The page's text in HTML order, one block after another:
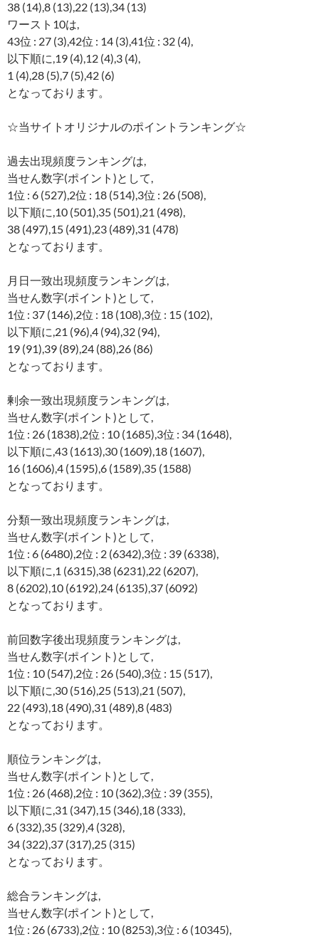
38 (14),8 (13),22 (13),34 (13)
ワースト10は,
43位 : 27 (3),42位 : 14 (3),41位 : 32 (4),
以下順に,19 (4),12 (4),3 (4),
1 (4),28 (5),7 (5),42 (6)
となっております。
☆当サイトオリジナルのポイントランキング☆
過去出現頻度ランキングは,
当せん数字(ポイント)として,
1位 : 6 (527),2位 : 18 (514),3位 : 26 (508),
以下順に,10 (501),35 (501),21 (498),
38 (497),15 (491),23 (489),31 (478)
となっております。
月日一致出現頻度ランキングは,
当せん数字(ポイント)として,
1位 : 37 (146),2位 : 18 (108),3位 : 15 (102),
以下順に,21 (96),4 (94),32 (94),
19 (91),39 (89),24 (88),26 (86)
となっております。
剰余一致出現頻度ランキングは,
当せん数字(ポイント)として,
1位 : 26 (1838),2位 : 10 (1685),3位 : 34 (1648),
以下順に,43 (1613),30 (1609),18 (1607),
16 (1606),4 (1595),6 (1589),35 (1588)
となっております。
分類一致出現頻度ランキングは,
当せん数字(ポイント)として,
1位 : 6 (6480),2位 : 2 (6342),3位 : 39 (6338),
以下順に,1 (6315),38 (6231),22 (6207),
8 (6202),10 (6192),24 (6135),37 (6092)
となっております。
前回数字後出現頻度ランキングは,
当せん数字(ポイント)として,
1位 : 10 (547),2位 : 26 (540),3位 : 15 (517),
以下順に,30 (516),25 (513),21 (507),
22 (493),18 (490),31 (489),8 (483)
となっております。
順位ランキングは,
当せん数字(ポイント)として,
1位 : 26 (468),2位 : 10 (362),3位 : 39 (355),
以下順に,31 (347),15 (346),18 (333),
6 (332),35 (329),4 (328),
34 (322),37 (317),25 (315)
となっております。
総合ランキングは,
当せん数字(ポイント)として,
1位 : 26 (6733),2位 : 10 (8253),3位 : 6 (10345),